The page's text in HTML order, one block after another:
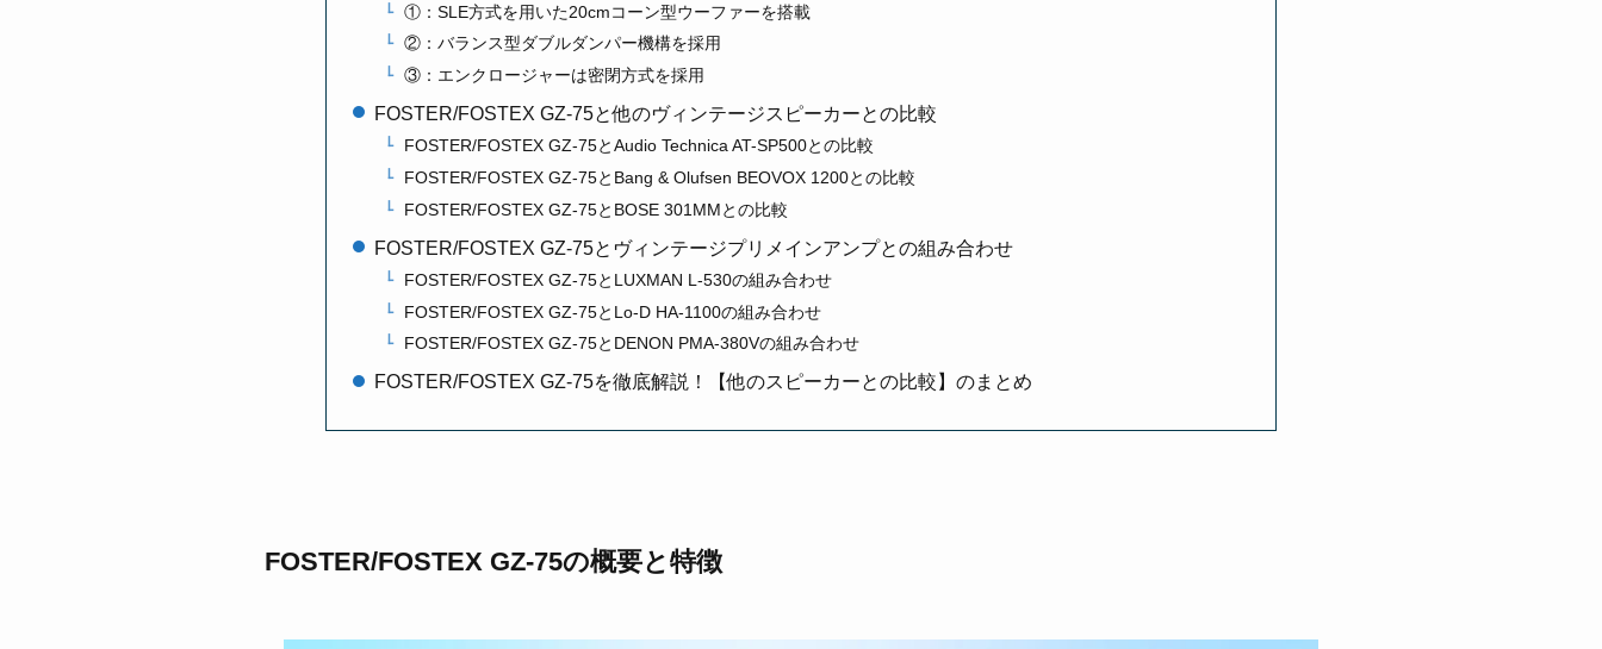
①：SLE方式を用いた20cmコーン型ウーファーを搭載
②：バランス型ダブルダンパー機構を採用
③：エンクロージャーは密閉方式を採用
FOSTER/FOSTEX GZ-75と他のヴィンテージスピーカーとの比較
FOSTER/FOSTEX GZ-75とAudio Technica AT-SP500との比較
FOSTER/FOSTEX GZ-75とBang & Olufsen BEOVOX 1200との比較
FOSTER/FOSTEX GZ-75とBOSE 301MMとの比較
FOSTER/FOSTEX GZ-75とヴィンテージプリメインアンプとの組み合わせ
FOSTER/FOSTEX GZ-75とLUXMAN L-530の組み合わせ
FOSTER/FOSTEX GZ-75とLo-D HA-1100の組み合わせ
FOSTER/FOSTEX GZ-75とDENON PMA-380Vの組み合わせ
FOSTER/FOSTEX GZ-75を徹底解説！【他のスピーカーとの比較】のまとめ
FOSTER/FOSTEX GZ-75の概要と特徴